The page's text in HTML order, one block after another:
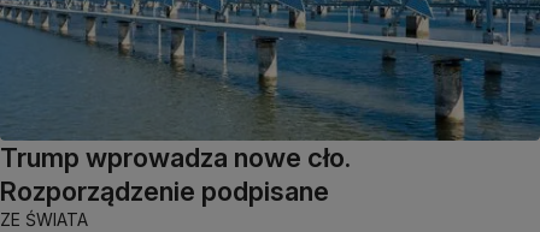
Trump wprowadza nowe cło.
Rozporządzenie podpisane
ZE ŚWIATA